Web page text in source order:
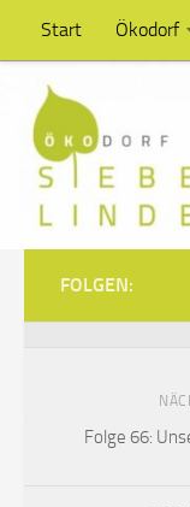
Unter dem Inhalt
Start Ökodorf
FOLGEN:
Folge 66: